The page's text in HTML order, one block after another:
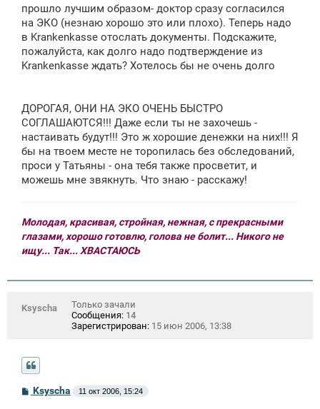
прошло лучшим образом- доктор сразу согласился
на ЭКО (незнаю хорошо это или плохо). Теперь надо
в Krankenkasse отослать документы. Подскажите,
пожалуйста, как долго надо подтверждение из
Krankenkasse ждать? Хотелось бы не очень долго
ДОРОГАЯ, ОНИ НА ЭКО ОЧЕНЬ БЫСТРО
СОГЛАШАЮТСЯ!!! Даже если ты не захочешь -
настаивать будут!!! Это ж хорошие денежки на них!!! Я
бы на твоем месте не торопилась без обследований,
проси у Татьяны - она тебя также просветит, и
можешь мне звякнуть. Что знаю - расскажу!
Молодая, красивая, стройная, нежная, с прекрасными
глазами, хорошо готовлю, голова не болит... Никого не
ищу... Так... ХВАСТАЮСЬ
Ksyscha
Только зачали
Сообщения: 14
Зарегистрирован: 15 июн 2006, 13:38
С
о
Ksyscha 11 окт 2006, 15:24